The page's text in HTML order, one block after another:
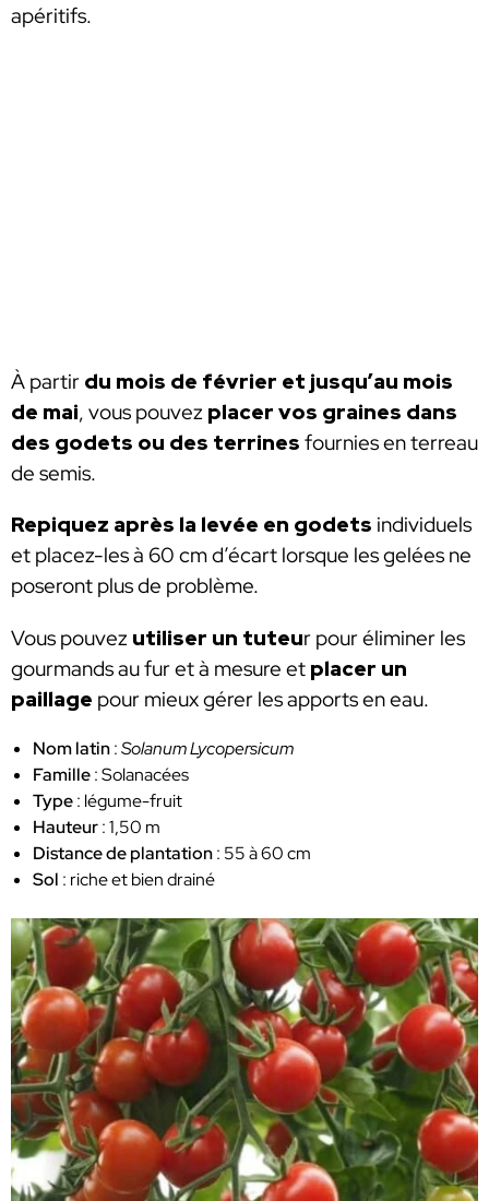
apéritifs.
À partir du mois de février et jusqu’au mois
de mai, vous pouvez placer vos graines dans
des godets ou des terrines fournies en terreau
de semis.
Repiquez après la levée en godets individuels
et placez-les à 60 cm d’écart lorsque les gelées ne
poseront plus de problème.
Vous pouvez utiliser un tuteur pour éliminer les
gourmands au fur et à mesure et placer un
paillage pour mieux gérer les apports en eau.
Nom latin:Solanum Lycopersicum
Famille: Solanacées
Type: légume-fruit
Hauteur: 1,50 m
Distance de plantation: 55 à 60 cm
Sol : riche et bien drainé